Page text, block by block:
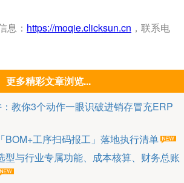
息： https://moqie.clicksun.cn ，联系电
更多精彩文章浏览...
：教你3个动作一眼识破进销存冒充ERP
BOM+工序扫码报工」落地执行清单
型与行业专属功能、成本核算、财务总账